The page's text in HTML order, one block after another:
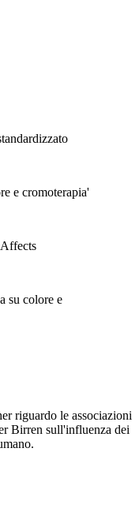
e cromoterapia'
su colore e
riguardo le associazioni
Birren sull'influenza dei